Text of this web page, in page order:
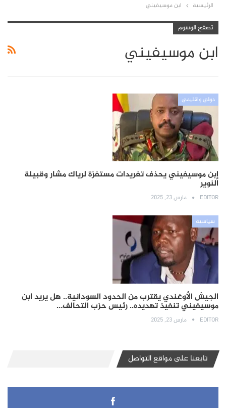
الرئيسية ابن موسيفيني
تصفح الوسوم
ابن موسيفيني
دولي واقليمي
إبن موسيفيني يحذف تغريدات مستفزة لرياك مشار وقبيلة
النوير
EDITOR مارس 23, 2025
سياسية
الجيش الأوغندي يقترب من الحدود السودانية.. هل يريد ابن
موسيفيني تنفيذ تهديده.. رئيس حزب التحالف…
EDITOR مارس 23, 2025
تابعنا على مواقع التواصل